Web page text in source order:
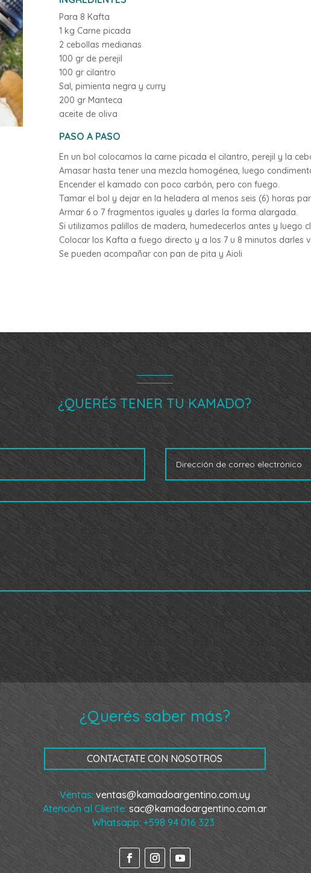
Para 8 Kafta
1 kg Carne picada
2 cebollas medianas
100 gr de perejil
100 gr cilantro
Sal, pimienta negra y curry
200 gr Manteca
aceite de oliva
PASO A PASO
En un bol colocamos la carne picada el cilantro, perejil y la
Amasar hasta tener una mezcla homogénea, luego
Encender el kamado con poco carbón, pero con fuego.
Tamar el bol y dejar en la heladera al menos seis (6) horas
Armar 6 o 7 fragmentos iguales y darles la forma alargada.
Si utilizamos palillos de madera, humedecerlos antes y luego
Colocar los Kafta a fuego directo y a los 7 u 8 minutos darles
Se pueden acompañar con pan de pita y Aioli
¿QUERÉS TENER TU KAMADO?
¿Querés saber más?
CONTACTATE CON NOSOTROS
Ventas: ventas@kamadoargentino.com.uy
Atención al Cliente: sac@kamadoargentino.com.ar
Whatsapp:+598 94 016 323